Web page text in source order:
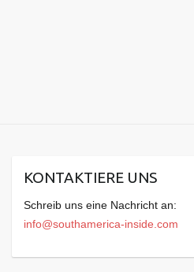
KONTAKTIERE UNS
Schreib uns eine Nachricht an:
info@southamerica-inside.com